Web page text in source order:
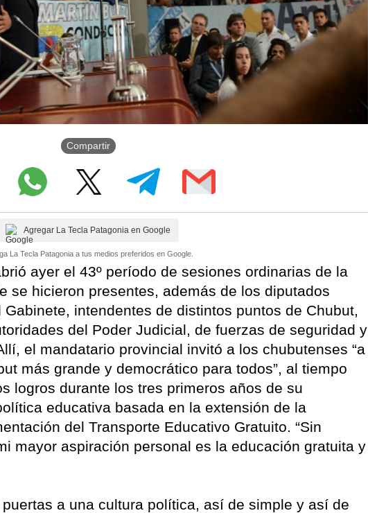
Compartir
Agregar La Tecla Patagonia en Google
La Tecla Patagonia a tus medios preferidos en Google.
ayer el 43º período de sesiones ordinarias de la
se hicieron presentes, además de los diputados
intendentes de distintos puntos de Chubut,
del Poder Judicial, de fuerzas de seguridad y
el mandatario provincial invitó a los chubutenses “a
más grande y democrático para todos”, al tiempo
logros durante los tres primeros años de su
educativa basada en la extensión de la
del Transporte Educativo Gratuito. “Sin
mayor aspiración personal es la educación gratuita y
a una cultura política, así de simple y así de